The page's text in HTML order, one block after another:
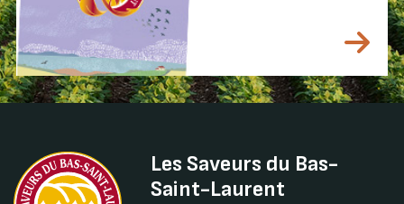
Les Saveurs du Bas-
Saint-Laurent